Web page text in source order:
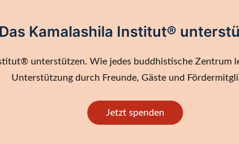
Das Kamalashila Institut®
unterstützen. Wie jedes buddhistische
Unterstützung durch Freunde, Gäste und
Jetzt spenden